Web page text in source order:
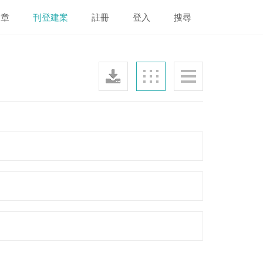
刊登建案 註冊 登入 搜尋